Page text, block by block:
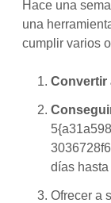
Hace una
una
cumplir varios
Convertir
días
Ofrecer a